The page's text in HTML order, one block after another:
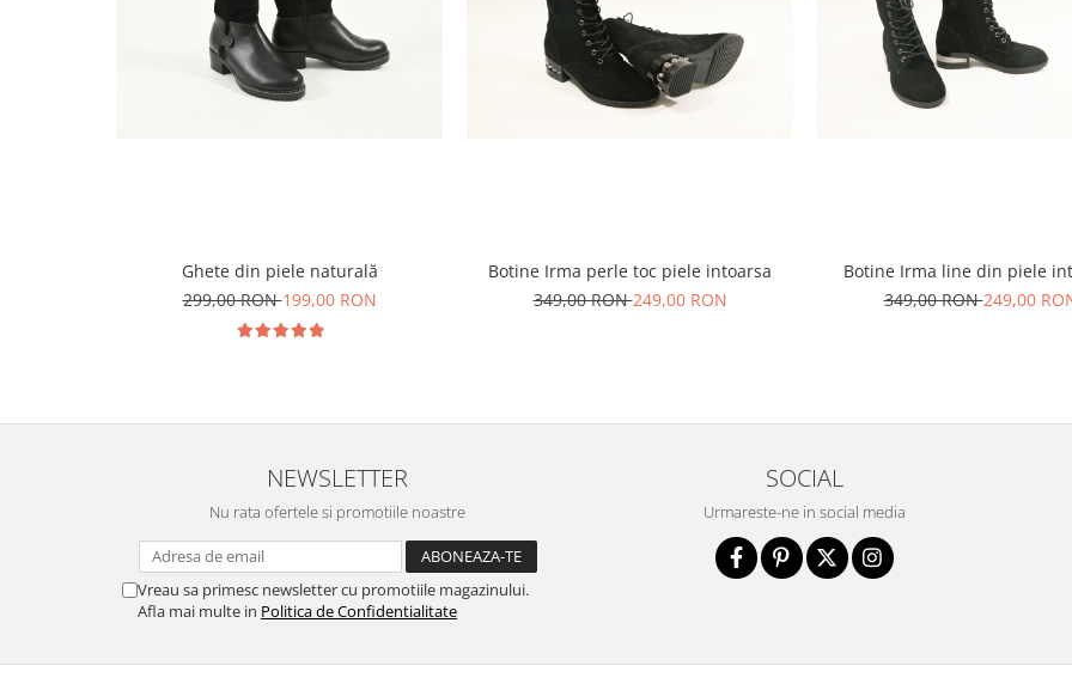
Ghete din piele naturală
299,00 RON199,00 RON
Botine Irma perle toc piele intoarsa
349,00 RON249,00 RON
Botine Irma line din piele
349,00 RON249,00
NEWSLETTER
Nu rata ofertele si promotiile noastre
Vreau sa primesc newsletter cu promotiile magazinului.
Afla mai multe in Politica de Confidentialitate
SOCIAL
Urmareste-ne in social media